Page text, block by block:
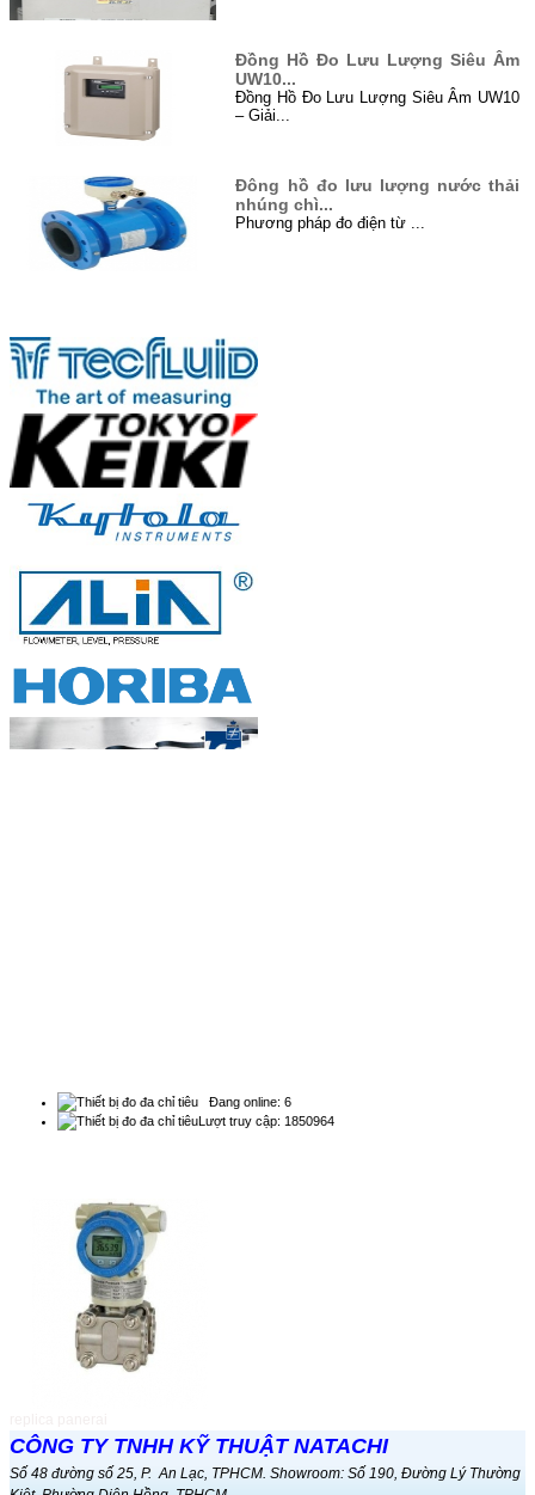
Đồng Hồ Đo Lưu Lượng Siêu Âm
UW10...
Đồng Hồ Đo Lưu Lượng Siêu Âm UW10
– Giải...
Đông hồ đo lưu lượng nước thải
nhúng chì...
Phương pháp đo điện từ ...
Siêu âm là gì? Siêu âm là sóng cơ
học...
Xử lý nước thải ở Việt Nam...
I. Đôi điều về xử lý nước thải ...
đo lưu lư...
Đồng hồ đo lưu lượng, thiết bị
thống kê ...
Đồng hồ đo lưu lượng dùng để thống kế,
đ...
Đồng hồ đo lưu lượng nước thải kênh
hở b...
COD, BOD, DO và phương pháp
xác định...
Phương pháp phân tích COD trong
Đang online: 6
Lượt truy cập: 1850964
CÔNG TY TNHH KỸ THUẬT NATACHI
Số 48 đường số 25, P. An Lạc, TPHCM. Showroom: Số 190, Đường Lý Thường